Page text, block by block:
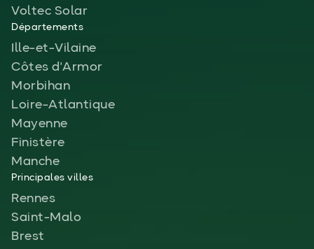
Voltec Solar
Départements
Ille-et-Vilaine
Côtes d'Armor
Morbihan
Loire-Atlantique
Mayenne
Finistère
Manche
Principales villes
Rennes
Saint-Malo
Brest